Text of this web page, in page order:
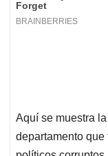
Aquí se muestra
departamento